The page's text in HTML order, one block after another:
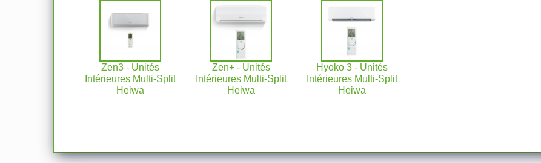
Zen3 - Unités
Intérieures Multi-Split
Heiwa
Zen+ - Unités
Intérieures Multi-Split
Heiwa
Hyoko 3 - Unités
Intérieures Multi-Split
Heiwa